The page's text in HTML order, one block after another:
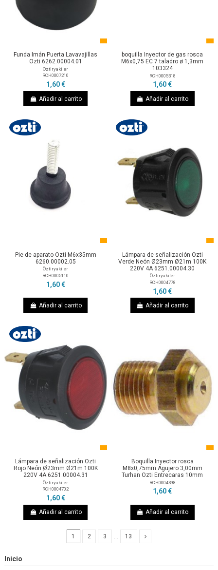
Funda Imán Puerta Lavavajillas
Ozti 6262.00004.01
Öztiryakiler
RCH0007210
1,60 €
Añadir al carrito
boquilla Inyector de gas rosca
M6x0,75 EC 7 taladro ø 1,3mm
103324
RCH0005318
1,60 €
Añadir al carrito
Pie de aparato Ozti M6x35mm
6260.00002.05
Öztiryakiler
RCH0005110
1,60 €
Añadir al carrito
Lámpara de señalización Ozti
Verde Neón Ø23mm Ø21m 100K
220V 4A 6251.00004.30
Öztiryakiler
RCH0004778
1,60 €
Añadir al carrito
Lámpara de señalización Ozti
Rojo Neón Ø23mm Ø21m 100K
220V 4A 6251.00004.31
Öztiryakiler
RCH0004702
1,60 €
Añadir al carrito
Boquilla Inyector rosca
M8x0,75mm Agujero 3,00mm
Turhan Ozti Entrecaras 10mm
RCH0004398
1,60 €
Añadir al carrito
1 2 3 … 13
Inicio